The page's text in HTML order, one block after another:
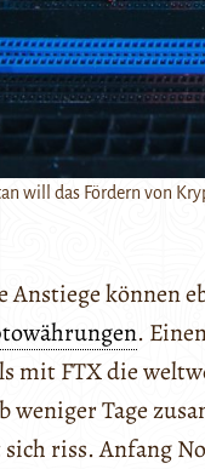
will das Fördern von
Anstiege können
.
mit FTX die
weniger Tage
riss. Anfang